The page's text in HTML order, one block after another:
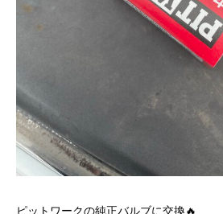
ピットワークの純正バルブに交換🔥